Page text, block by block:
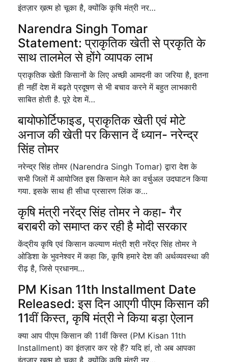
इंतज़ार ख़त्म हो चूका है, क्योंकि कृषि मंत्री नर…
Narendra Singh Tomar
Statement: प्राकृतिक खेती से प्रकृति के
साथ तालमेल से होंगे व्यापक लाभ
प्राकृतिक खेती किसानों के लिए अच्छी आमदनी का जरिया है, इतना
ही नहींं देश में बढ़ते प्रदूषण से भी बचाव करने में बहुत लाभकारी
साबित होती है. पूरे देश में…
बायोफोर्टिफाइड, प्राकृतिक खेती एवं मोटे
अनाज की खेती पर किसान दें ध्यान- नरेन्द्र
सिंह तोमर
नरेन्द्र सिंह तोमर (Narendra Singh Tomar) द्वारा देश के
सभी जिलों में आयोजित इस किसान मेले का वर्चुअल उदघाटन किया
गया. इसके साथ ही सीधा प्रसारण लिंक क…
कृषि मंत्री नरेंद्र सिंह तोमर ने कहा- गैर
बराबरी को समाप्त कर रही है मोदी सरकार
केंद्रीय कृषि एवं किसान कल्याण मंत्री श्री नरेंद्र सिंह तोमर ने
ओडिशा के भुवनेश्वर में कहा कि, कृषि हमारे देश की अर्थव्यवस्था की
रीढ़ है, जिसे प्रधानम…
PM Kisan 11th Installment Date
Released: इस दिन आएगी पीएम किसान की
11वीं किस्त, कृषि मंत्री ने किया बड़ा ऐलान
क्या आप पीएम किसान की 11वीं किस्त (PM Kisan 11th
Installment) का इंतज़ार कर रहे हैं? यदि हां, तो अब आपका
इंतज़ार ख़त्म हो चूका है, क्योंकि कृषि मंत्री नर…